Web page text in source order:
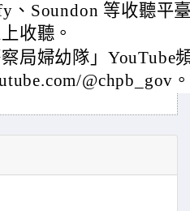
、Soundon 等收聽平
收聽。
察局婦幼隊」YouTube
@chpb_gov。